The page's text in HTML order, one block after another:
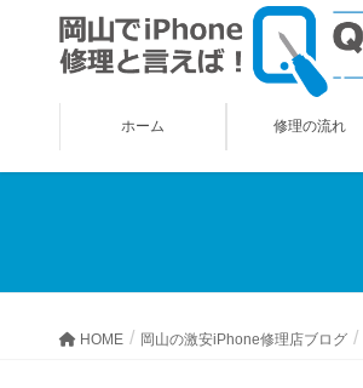
ホーム 修理の流れ
HOME 岡山の激安iPhone修理店ブログ